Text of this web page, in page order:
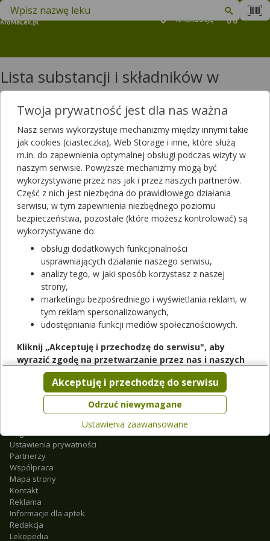
lokalizację
Znajdź lek w swojej okolicy
Lista substancji i składników w
produktach: litera U
Lista substancji i składników w produktach: litera U
Ublituksymab
Uczep
Uliprystal
Umckalina
Umeclidinium, Vilanterolum
Umeklidynium
Undecylyloksyetylamidosulfonowa sól dwusodowa
Upadacytynib
Urapidyl
Urea, Acidum salicylicum
Urea + Glycerolum
Urofolitropina
Urydyny monofosforan
Ustekinumabum
Regulamin
Ustawienia prywatności
Partnerzy
Współpraca
Mapa strony
Kontakt
Reklama
Informacje dla aptek
Redakcja
Lekopedia
Twoja prywatność jest dla nas ważna
Nasz serwis wykorzystuje mechanizmy między innymi takie
jak cookies (ciasteczka), Web Storage i inne, które służą
m.in. do zapewnienia optymalnej obsługi podczas wizyty w
naszym serwisie. Powyższe mechanizmy mogą być
wykorzystywane przez nas jak i przez naszych partnerów.
Część z nich jest niezbędna do prawidłowego działania
serwisu, w tym zapewnienia niezbędnego poziomu
bezpieczeństwa, pozostałe (które możesz kontrolować) są
wykorzystywane do:
obsługi dodatkowych funkcjonalności
usprawniających działanie naszego serwisu,
analizy tego, w jaki sposób korzystasz z naszej
strony,
marketingu bezpośredniego i wyświetlania reklam, w
tym reklam spersonalizowanych,
udostępniania funkcji mediów społecznościowych.
Kliknij „Akceptuję i przechodzę do serwisu", aby
wyrazić zgodę na przetwarzanie przez nas i naszych
partnerów Twoich danych w powyższych celach.
Pamiętaj, że wyrażenie zgody jest dobrowolne, a wyrażoną
zgodę możesz w każdej chwili cofnąć, możesz też wycofać
zgodę na przetwarzanie Twoich danych tylko w niektórych
celach. Jeżeli chcesz dowiedzieć się więcej lub chcesz
przeprowadzić konfigurację szczegółową, to możesz tego
dokonać za pomocą „Ustawień zaawansowanych".
Więcej informacji na temat wykorzystywania narzędzi
zewnętrznych w naszym serwisie znajdziesz w
Serwisu
Odrzuć niewymagane
Akceptuję i przechodzę do serwisu
Ustawienia zaawansowane